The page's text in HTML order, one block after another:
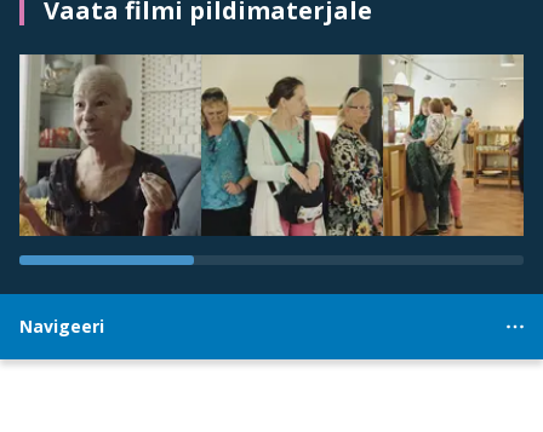
Vaata filmi pildimaterjale
Navigeeri